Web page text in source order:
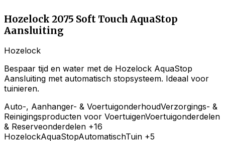
Hozelock 2075 Soft Touch AquaStop
Aansluiting
Hozelock
Bespaar tijd en water met de Hozelock AquaStop
Aansluiting met automatisch stopsysteem. Ideaal voor
tuinieren.
Auto-, Aanhanger- & VoertuigonderhoudVerzorgings- &
Reinigingsproducten voor VoertuigenVoertuigonderdelen
& Reserveonderdelen +16
HozelockAquaStopAutomatischTuin +5